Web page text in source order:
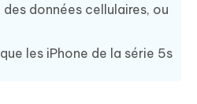
données cellulaires, ou
les iPhone de la série 5s